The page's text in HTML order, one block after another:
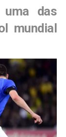
das
mundial